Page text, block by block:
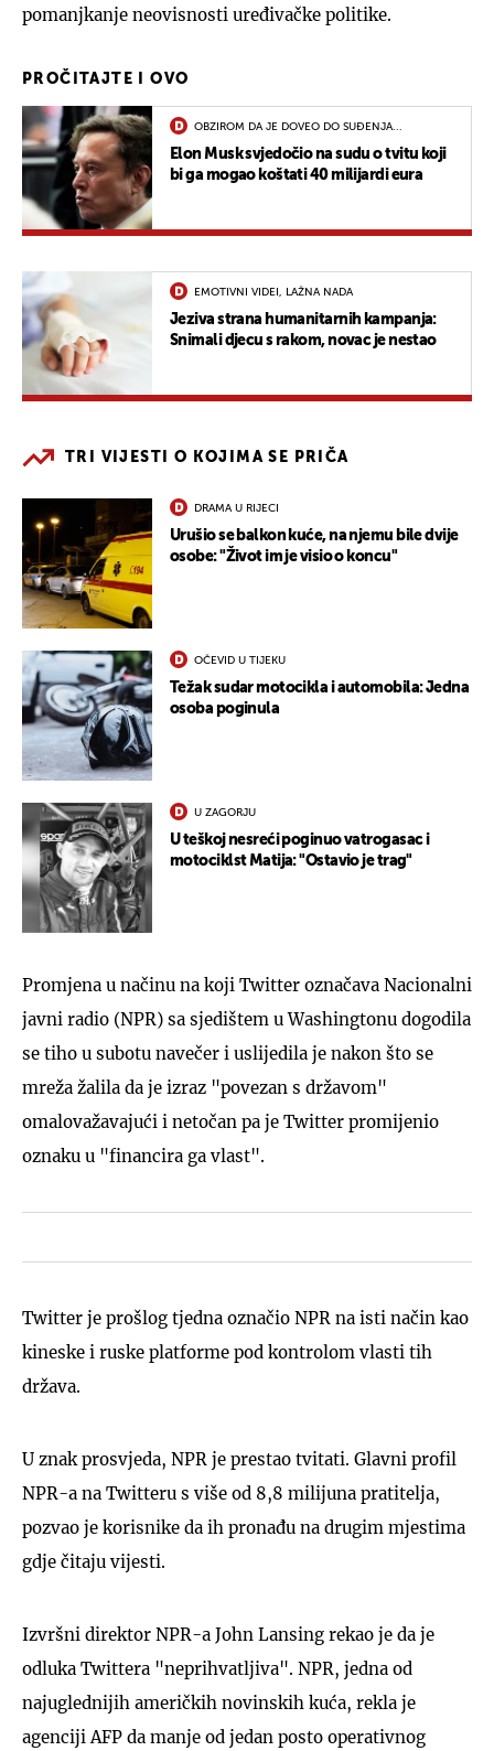
pomanjkanje neovisnosti uređivačke politike.
PROČITAJTE I OVO
OBZIROM DA JE DOVEO DO SUĐENJA...
Elon Musk svjedočio na sudu o tvitu koji
bi ga mogao koštati 40 milijardi eura
EMOTIVNI VIDEI, LAŽNA NADA
Jeziva strana humanitarnih kampanja:
Snimali djecu s rakom, novac je nestao
TRI VIJESTI O KOJIMA SE PRIČA
DRAMA U RIJECI
Urušio se balkon kuće, na njemu bile dvije
osobe: "Život im je visio o koncu"
OČEVID U TIJEKU
Težak sudar motocikla i automobila: Jedna
osoba poginula
U ZAGORJU
U teškoj nesreći poginuo vatrogasac i
motociklst Matija: "Ostavio je trag"
Promjena u načinu na koji Twitter označava Nacionalni
javni radio (NPR) sa sjedištem u Washingtonu dogodila
se tiho u subotu navečer i uslijedila je nakon što se
mreža žalila da je izraz "povezan s državom"
omalovažavajući i netočan pa je Twitter promijenio
oznaku u "financira ga vlast".
Twitter je prošlog tjedna označio NPR na isti način kao
kineske i ruske platforme pod kontrolom vlasti tih
država.
U znak prosvjeda, NPR je prestao tvitati. Glavni profil
NPR-a na Twitteru s više od 8,8 milijuna pratitelja,
pozvao je korisnike da ih pronađu na drugim mjestima
gdje čitaju vijesti.
Izvršni direktor NPR-a John Lansing rekao je da je
odluka Twittera "neprihvatljiva". NPR, jedna od
najuglednijih američkih novinskih kuća, rekla je
agenciji AFP da manje od jedan posto operativnog